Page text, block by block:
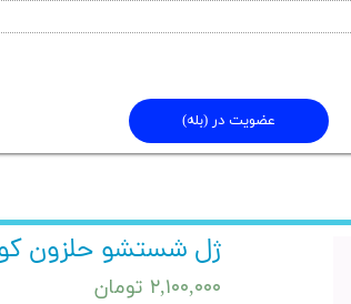
عضویت در (بله)
ژل شستشو حلزون
۲,۱۰۰,۰۰۰ تومان